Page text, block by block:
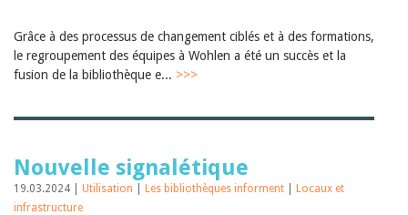
Grâce à des processus de changement ciblés et à des formations,
le regroupement des équipes à Wohlen a été un succès et la
fusion de la bibliothèque e... >>>
Nouvelle signalétique
19.03.2024 | Utilisation Les bibliothèques informent
Locaux et
infrastructure